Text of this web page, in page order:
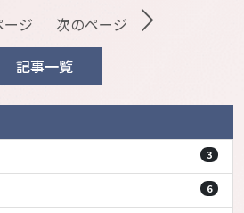
ジ
記事一覧
次のページ
3
6